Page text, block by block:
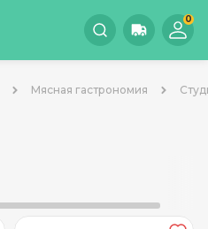
0
Мясная гастрономия